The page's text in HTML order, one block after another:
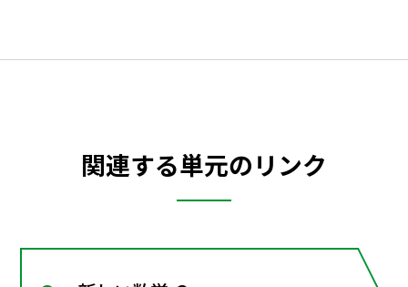
関連する単元のリンク